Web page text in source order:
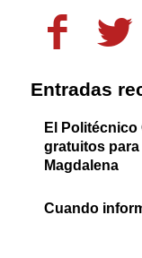
Entradas
El
gratuitos
Magdalena
Cuando